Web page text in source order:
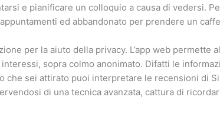
e pianificare un colloquio a causa di vedersi.
ed abbandonato per prendere un
per la aiuto della privacy. L’app web permette
sopra colmo anonimato. Difatti le
che sei attirato puoi interpretare le recensioni di
di una tecnica avanzata, cattura di